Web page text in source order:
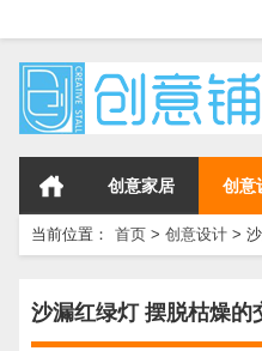
创意家居 创意
当前位置： 首页 > 创意设计 >
沙漏红绿灯 摆脱枯燥的